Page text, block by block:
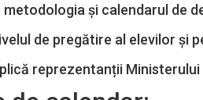
metodologia și calendarul de
de pregătire al elevilor și
reprezentanții Ministerului